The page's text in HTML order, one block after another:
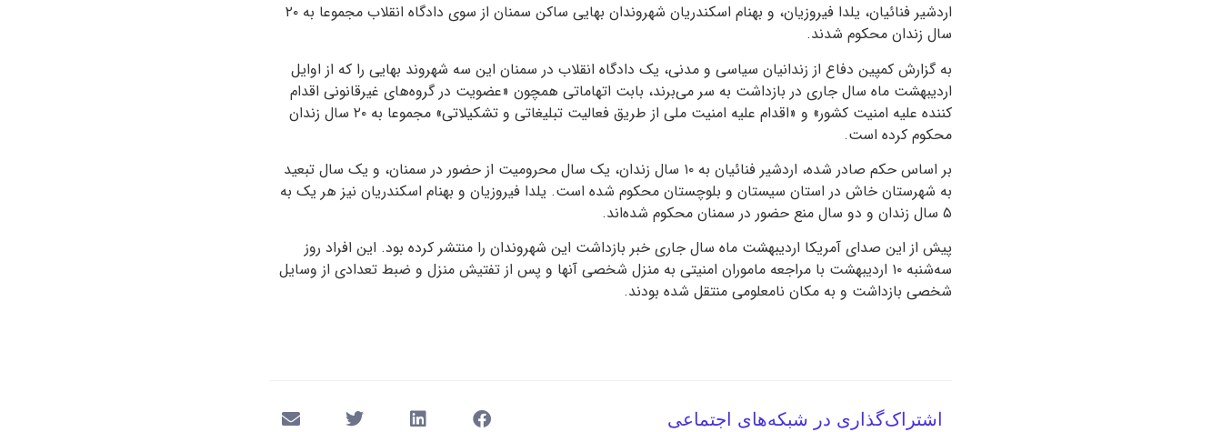
اردشیر فنائیان، یلدا فیروزیان، و بهنام اسکندریان شهروندان بهایی ساکن سمنان از سوی دادگاه انقلاب مجموعا به ۲۰
سال زندان محکوم شدند.
به گزارش کمپین دفاع از زندانیان سیاسی و مدنی، یک دادگاه انقلاب در سمنان این سه شهروند بهایی را که از اوایل
اردیبهشت ماه سال جاری در بازداشت به سر می‌برند، بابت اتهاماتی همچون «عضویت در گروه‌های غیرقانونی اقدام
کننده علیه امنیت کشور» و «اقدام علیه امنیت ملی از طریق فعالیت تبلیغاتی و تشکیلاتی» مجموعا به ۲۰ سال زندان
محکوم کرده است.
بر اساس حکم صادر شده، اردشیر فنائیان به ۱۰ سال زندان، یک سال محرومیت از حضور در سمنان، و یک سال تبعید
به شهرستان خاش در استان سیستان و بلوچستان محکوم شده است. یلدا فیروزیان و بهنام اسکندریان نیز هر یک به
۵ سال زندان و دو سال منع حضور در سمنان محکوم شده‌اند.
پیش از این صدای آمریکا اردیبهشت ماه سال جاری خبر بازداشت این شهروندان را منتشر کرده بود. این افراد روز
سه‌شنبه ۱۰ اردیبهشت با مراجعه ماموران امنیتی به منزل شخصی آنها و پس از تفتیش منزل و ضبط تعدادی از وسایل
شخصی بازداشت و به مکان نامعلومی منتقل شده بودند.
اشتراک‌گذاری در شبکه‌های اجتماعی